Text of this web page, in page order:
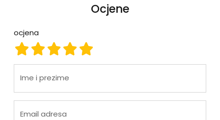
Ocjene
ocjena
ocjena 5
ocjena 4
ocjena 3
ocjena 2
ocjena 1
Ime i prezime
Email adresa